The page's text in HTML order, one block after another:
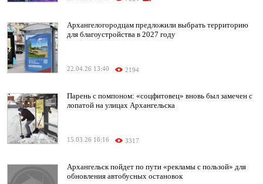
Архангелогородцам предложили выбрать территорию
для благоустройства в 2027 году
22.04.26 13:40 2194
Парень с помпоном: «соцфитовец» вновь был замечен с
лопатой на улицах Архангельска
15.03.26 16:16 3317
Архангельск пойдет по пути «рекламы с пользой» для
обновления автобусных остановок